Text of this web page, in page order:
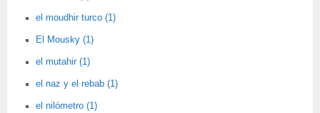
el moudhir turco (1)
El Mousky (1)
el mutahir (1)
el naz y el rebab (1)
el nilómetro (1)